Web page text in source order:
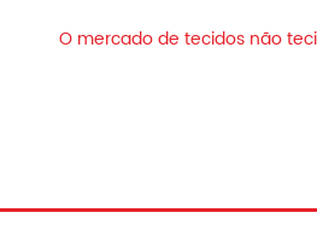
O mercado de tecidos não